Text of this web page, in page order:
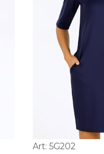
Art: 5G202